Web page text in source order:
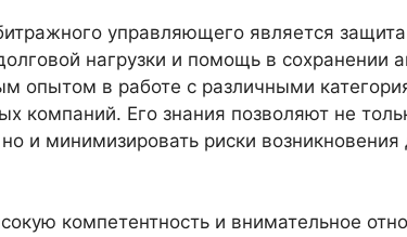
управляющего является
нагрузки и помощь в сохранении
опытом в работе с различными
компаний. Его знания позволяют не
и минимизировать риски
компетентность и внимательное